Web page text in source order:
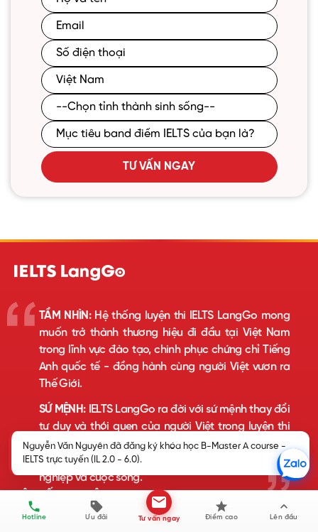
TƯ VẤN NGAY
Hotline Ưu đãi Tư vấn ngay Điểm cao Lên đầu
Nguyễn Văn Nguyên đã đăng ký khóa học B-Master A course -
IELTS trực tuyến (IL 2.0 - 6.0).
TẦM NHÌN:Hệ thống luyện thi IELTS LangGo mong
muốn trở thành thương hiệu đi đầu tại Việt Nam
trong lĩnh vực đào tạo, chinh phục chứng chỉ Tiếng
Anh quốc tế - đồng hành cùng người Việt vươn ra
Thế Giới.
SỨ MỆNH:IELTS LangGo ra đời với sứ mệnh thay đổi
tư duy và thói quen của người Việt trong luyện thi
IELTS nói riêng và học tiếng Anh nói chung, nhằm
giúp người học thành công, hạnh phúc hơn trong sự
nghiệp và cuộc sống.
HỆ THỐNG LUYỆN THI IELTS LANGGO